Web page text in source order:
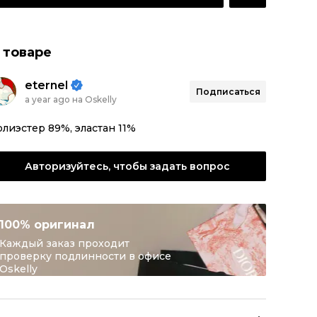
eternel
a year ago на Oskelly
Подписаться
89%, эластан 11%
Авторизуйтесь, чтобы задать вопрос
100% оригинал
Каждый заказ проходит
проверку подлинности в офисе
Oskelly